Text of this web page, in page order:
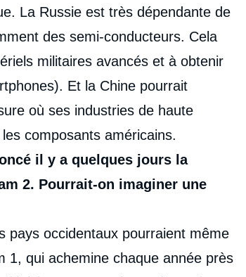
La Russie est très dépendante de
des semi-conducteurs. Cela
militaires avancés et à obtenir
Et la Chine pourrait
où ses industries de haute
composants américains.
il y a quelques jours la
2. Pourrait-on imaginer une
pays occidentaux pourraient même
1, qui achemine chaque année près